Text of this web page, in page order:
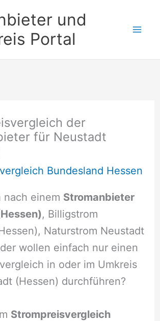
und
Portal
der
für Neustadt
Bundesland Hessen
nach einem Stromanbieter
, Billigstrom
Naturstrom Neustadt
wollen einfach nur einen
in oder im Umkreis
(Hessen) durchführen?
Strompreisvergleich